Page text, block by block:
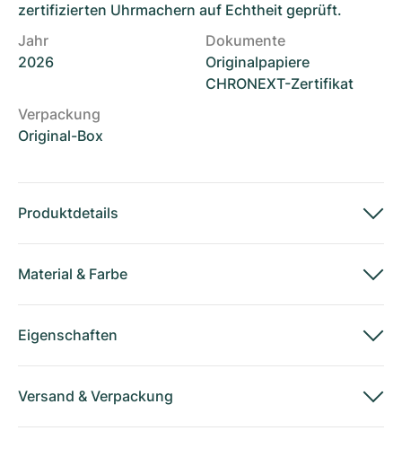
zertifizierten Uhrmachern auf Echtheit geprüft.
Jahr
2026
Dokumente
Originalpapiere
CHRONEXT-Zertifikat
Verpackung
Original-Box
Produktdetails
Material & Farbe
Eigenschaften
Versand & Verpackung